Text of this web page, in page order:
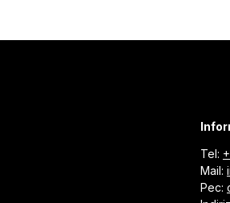
Tel:
Mail:
Pec: